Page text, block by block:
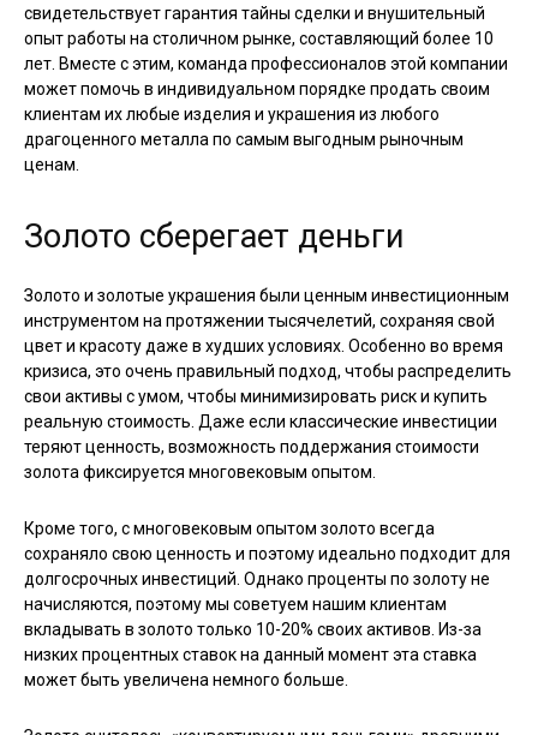
свидетельствует гарантия тайны сделки и внушительный
опыт работы на столичном рынке, составляющий более 10
лет. Вместе с этим, команда профессионалов этой компании
может помочь в индивидуальном порядке продать своим
клиентам их любые изделия и украшения из любого
драгоценного металла по самым выгодным рыночным
ценам.
Золото сберегает деньги
Золото и золотые украшения были ценным инвестиционным
инструментом на протяжении тысячелетий, сохраняя свой
цвет и красоту даже в худших условиях. Особенно во время
кризиса, это очень правильный подход, чтобы распределить
свои активы с умом, чтобы минимизировать риск и купить
реальную стоимость. Даже если классические инвестиции
теряют ценность, возможность поддержания стоимости
золота фиксируется многовековым опытом.
Кроме того, с многовековым опытом золото всегда
сохраняло свою ценность и поэтому идеально подходит для
долгосрочных инвестиций. Однако проценты по золоту не
начисляются, поэтому мы советуем нашим клиентам
вкладывать в золото только 10-20% своих активов. Из-за
низких процентных ставок на данный момент эта ставка
может быть увеличена немного больше.